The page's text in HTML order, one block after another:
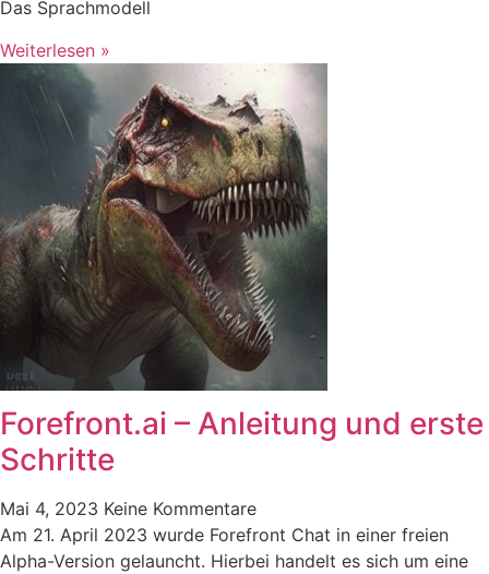
Das Sprachmodell
Weiterlesen »
Forefront.ai – Anleitung und erste
Schritte
Mai 4, 2023 Keine Kommentare
Am 21. April 2023 wurde Forefront Chat in einer freien
Alpha-Version gelauncht. Hierbei handelt es sich um eine